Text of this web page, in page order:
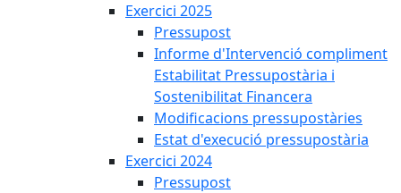
Exercici 2025
Pressupost
Informe d'Intervenció compliment
Estabilitat Pressupostària i
Sostenibilitat Financera
Modificacions pressupostàries
Estat d'execució pressupostària
Exercici 2024
Pressupost